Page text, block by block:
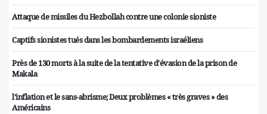
Attaque de missiles du Hezbollah contre une colonie sioniste
Captifs sionistes tués dans les bombardements israéliens
Près de 130 morts à la suite de la tentative d'évasion de la prison de
Makala
l'inflation et le sans-abrisme; Deux problèmes « très graves » des
Américains